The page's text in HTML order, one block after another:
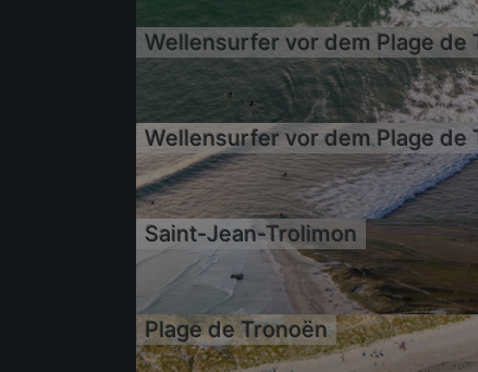
17.06.2022
17.06.2022
17.06.2022
17.06.2022
17.06.2022
17.06.2022
17.06.2022
Saint-Jean-Trolimon
Plage de Tronoën